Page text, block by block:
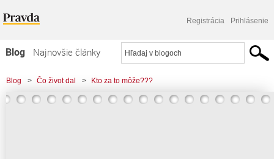
Registrácia Prihlásenie
Blog
Najnovšie články
Najčítanejšie články
Najkomentovanejšie články
Blog > Čo život dal > Kto za to môže???